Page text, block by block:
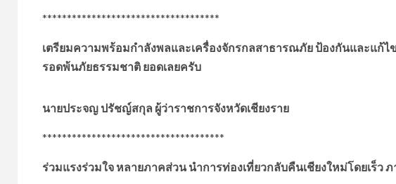
************************************
เตรียมความพร้อมกำลังพลและเครื่องจักรกลสาธารณภัย ป้องกันและแก้
รอดพ้นภัยธรรมชาติ ยอดเลยครับ
นายประจญ ปรัชญ์สกุล ผู้ว่าราชการจังหวัดเชียงราย
*************************************
ร่วมแรงร่วมใจ หลายภาคส่วน นำการท่องเที่ยวกลับคืนเชียงใหม่โดยเร็วภ